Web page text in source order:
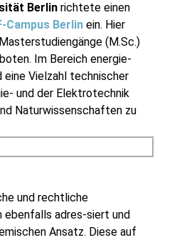
Berlin richtete einen
Campus Berlin ein. Hier
(M.Sc.)
Im Bereich energie-
eine Vielzahl technischer
und der Elektrotechnik
Naturwissenschaften zu
und rechtliche
ebenfalls adres-siert und
Ansatz. Diese auf